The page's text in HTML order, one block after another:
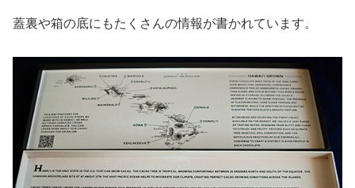
蓋裏や箱の底にもたくさんの情報が書かれています。